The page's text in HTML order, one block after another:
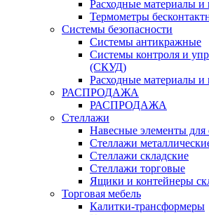
Расходные материалы
Термометры
Системы безопасности
Системы антикражные
Системы контроля и
(СКУД)
Расходные материалы
РАСПРОДАЖА
РАСПРОДАЖА
Стеллажи
Навесные элементы для
Стеллажи
Стеллажи складские
Стеллажи торговые
Ящики и контейнеры
Торговая мебель
Калитки-трансформеры